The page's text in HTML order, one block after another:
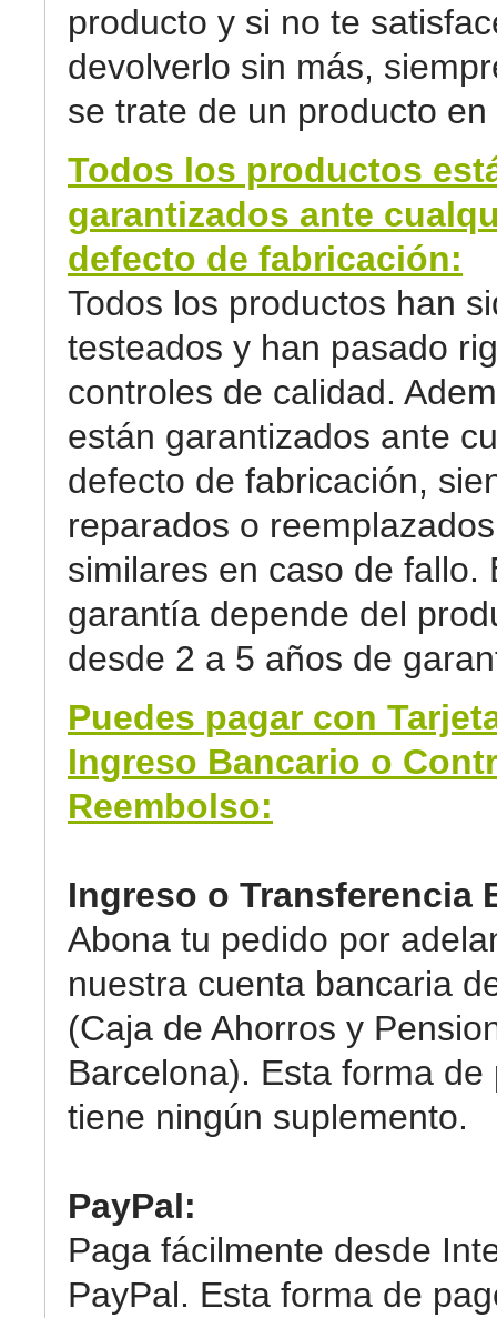
producto y si no te
devolverlo sin más,
se trate de un producto en
Todos los productos
garantizados ante
defecto de fabricación:
Todos los productos han
testeados y han pasado
controles de calidad.
están garantizados ante
defecto de fabricación,
reparados o
similares en caso de fallo.
garantía depende del
desde 2 a 5 años de
Puedes pagar con
Ingreso Bancario o
Reembolso:
Ingreso o Transferencia
Abona tu pedido por
nuestra cuenta bancaria
(Caja de Ahorros y
Barcelona). Esta forma de
tiene ningún suplemento.
PayPal:
Paga fácilmente desde
PayPal. Esta forma de